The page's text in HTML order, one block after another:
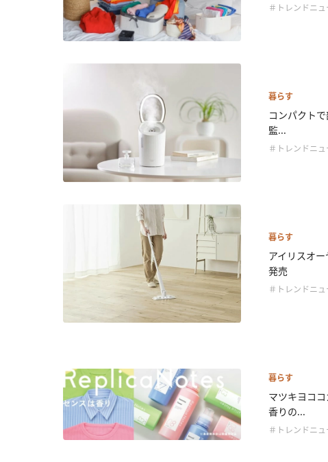
＃トレンドニュ
暮らす
コンパクト
監...
＃トレンドニュ
暮らす
アイリスオ
発売
＃トレンドニュ
暮らす
マツキヨコ
香りの...
＃トレンドニュ